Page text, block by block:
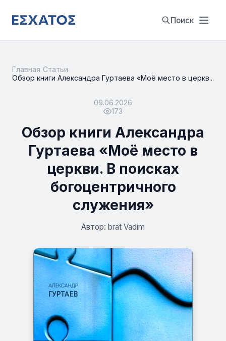
Поиск
Главная Статьи
Обзор книги Александра Гуртаева «Моё место в церкв...
09.06.2026
173
Обзор книги Александра
Гуртаева «Моё место в
церкви. В поисках
богоцентричного
служения»
Автор: brat Vadim